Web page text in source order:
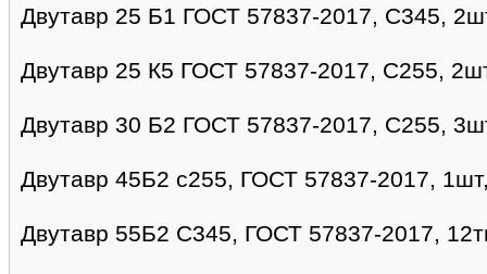
Двутавр 25 Б1 ГОСТ 57837-2017, С345,
Двутавр 25 К5 ГОСТ 57837-2017, С255,
Двутавр 30 Б2 ГОСТ 57837-2017, С255,
Двутавр 45Б2 с255, ГОСТ 57837-2017,
Двутавр 55Б2 С345, ГОСТ 57837-2017,